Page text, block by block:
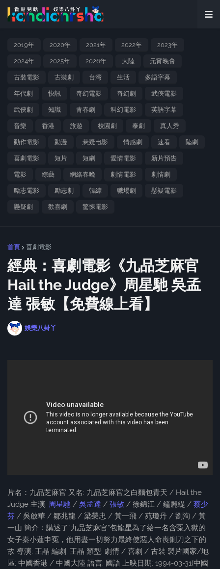
2019年 2020年 2021年 2022年 2023年
2024年 2025年 2026年 大陸 元宵晚會
古裝電影 古裝劇 台湾 生活 多語字幕
年代劇 快訊 奇幻電影 奇幻劇 武俠電影
武俠劇 知識 青春劇 科幻電影 英語字幕
音樂 香港 旅遊 校園劇 泰劇 真人秀
動作電影 動漫 悬疑电影 情感劇 速看 陸劇
喜劇電影 短片 短劇 愛情電影 新片預告
電影 綜藝 網絡春晚 劇情電影 劇情劇
勵志電影 勵志劇 韓綜 職場劇 懸疑電影
懸疑劇 歡喜劇 驚悚電影
首頁 喜劇電影
經典：喜劇電影《九品芝麻官
Hail the Judge》周星馳 吳孟
達 張敏【免費線上看】
娛樂八卦丫
片名：九品芝麻官 又名: 九品芝麻官之白麵包青天 / Hail the
Judge 主演: 周星馳 / 吳孟達 / 張敏 / 徐錦江 / 鐘麗緹 / 蔡少
芬 / 吳啟華 / 鄒兆龍 / 梁榮忠 / 黃一飛 / 苑瓊丹 / 劉洵 / 黃
一山 簡介：講述了“九品芝麻官”包龍星為了給一名含冤入獄的
女子秦小蓮申冤，他用盡一切努力最終使惡人命喪鍘刀之下的
故 導演: 王晶 編劇: 王晶 類型: 劇情 / 喜劇 / 古裝 製片國家/地
區: 中國香港 / 中國大陸 語言: 國語 上映日期: 1994-03-31(中國